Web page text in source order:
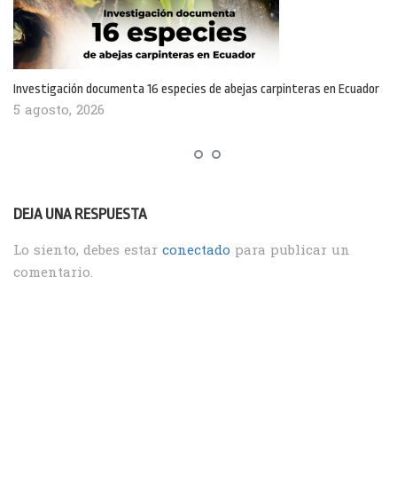
Investigación documenta 16 especies de abejas carpinteras en Ecuador
5 agosto, 2026
DEJA UNA RESPUESTA
Lo siento, debes estar conectado para publicar un
comentario.